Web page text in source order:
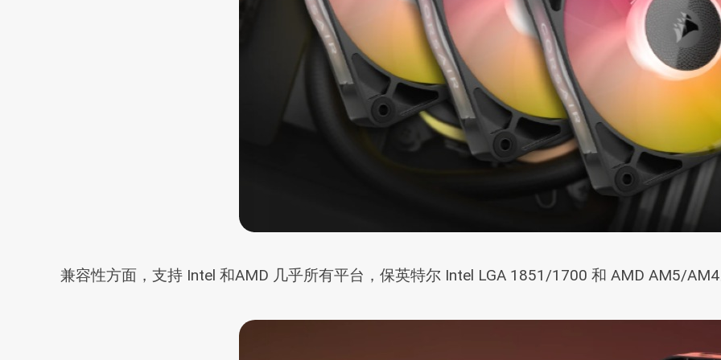
兼容性方面，支持 Intel 和AMD 几乎所有平台，保英特尔 Intel LGA 1851/1700 和 AMD AM5/